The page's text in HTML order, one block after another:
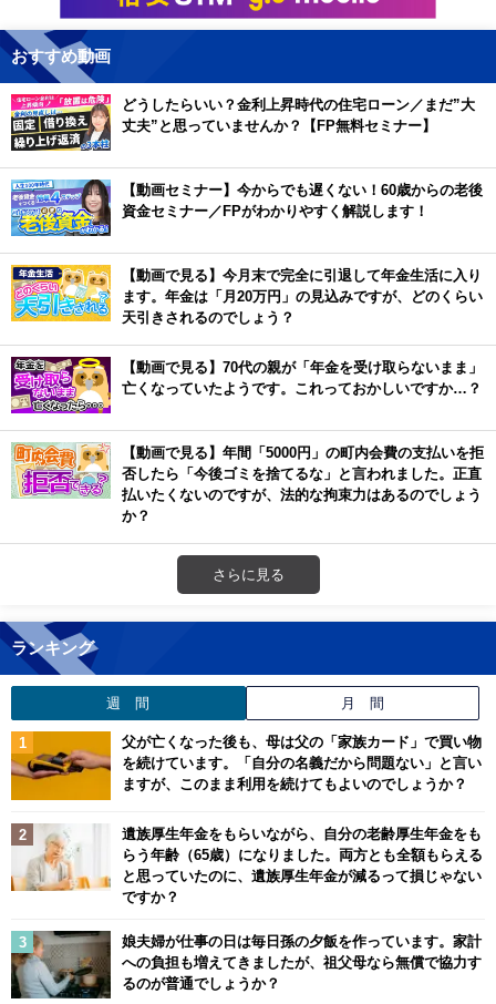
おすすめ動画
どうしたらいい？金利上昇時代の住宅ローン／まだ”大
丈夫”と思っていませんか？【FP無料セミナー】
【動画セミナー】今からでも遅くない！60歳からの老後
資金セミナー／FPがわかりやすく解説します！
【動画で見る】今月末で完全に引退して年金生活に入り
ます。年金は「月20万円」の見込みですが、どのくらい
天引きされるのでしょう？
【動画で見る】70代の親が「年金を受け取らないまま」
亡くなっていたようです。これっておかしいですか…？
【動画で見る】年間「5000円」の町内会費の支払いを拒
否したら「今後ゴミを捨てるな」と言われました。正直
払いたくないのですが、法的な拘束力はあるのでしょう
か？
さらに見る
ランキング
週 間 月 間
父が亡くなった後も、母は父の「家族カード」で買い物
を続けています。「自分の名義だから問題ない」と言い
ますが、このまま利用を続けてもよいのでしょうか？
遺族厚生年金をもらいながら、自分の老齢厚生年金をも
らう年齢（65歳）になりました。両方とも全額もらえる
と思っていたのに、遺族厚生年金が減るって損じゃない
ですか？
娘夫婦が仕事の日は毎日孫の夕飯を作っています。家計
への負担も増えてきましたが、祖父母なら無償で協力す
るのが普通でしょうか？